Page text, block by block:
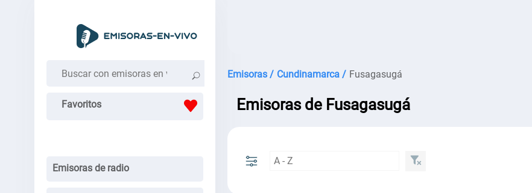
Favoritos
Emisoras de radio
Emisoras / Cundinamarca / Fusagasugá
Emisoras de Fusagasugá